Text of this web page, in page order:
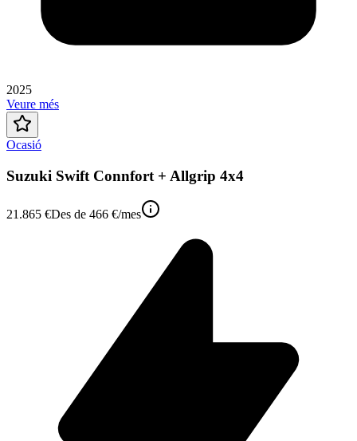
2025
Veure més
Ocasió
Suzuki Swift Connfort + Allgrip 4x4
21.865 €Des de 466 €/mes